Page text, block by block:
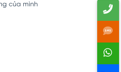
của mình